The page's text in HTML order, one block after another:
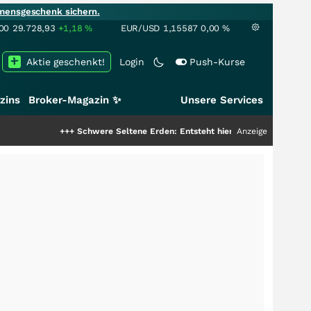
sichern.
29.728,93 +1,18% EUR/USD 1,15587 0,00 %
Login Push-Kurse
Aktie geschenkt!
Broker-Magazin ✨ Unsere Services
Schwere Seltene Erden: Entsteht hier die nächste Milliardenstory?
Anzeige